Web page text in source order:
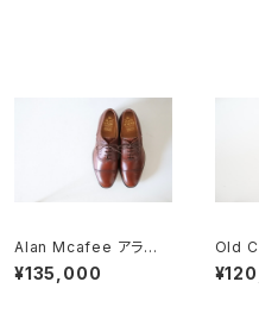
Alan Mcafee アラン
マカフィー オールドチャ
ーチ 二都市 旧旧チャー
¥135,000
Old
し
ャッ